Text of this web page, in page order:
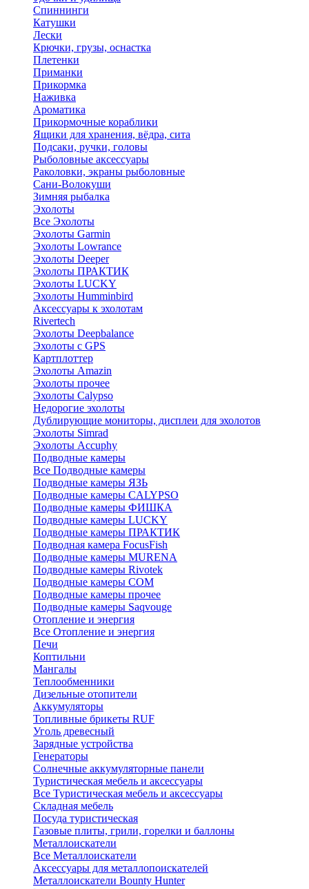
Спиннинги
Катушки
Лески
Крючки, грузы, оснастка
Плетенки
Приманки
Прикормка
Наживка
Ароматика
Прикормочные кораблики
Ящики для хранения, вёдра, сита
Подсаки, ручки, головы
Рыболовные аксессуары
Раколовки, экраны рыболовные
Сани-Волокуши
Зимняя рыбалка
Эхолоты
Все Эхолоты
Эхолоты Garmin
Эхолоты Lowrance
Эхолоты Deeper
Эхолоты ПРАКТИК
Эхолоты LUCKY
Эхолоты Humminbird
Аксессуары к эхолотам
Rivertech
Эхолоты Deepbalance
Эхолоты с GPS
Картплоттер
Эхолоты Amazin
Эхолоты прочее
Эхолоты Calypso
Недорогие эхолоты
Дублирующие мониторы, дисплеи для эхолотов
Эхолоты Simrad
Эхолоты Accuphy
Подводные камеры
Все Подводные камеры
Подводные камеры ЯЗЬ
Подводные камеры CALYPSO
Подводные камеры ФИШКА
Подводные камеры LUCKY
Подводные камеры ПРАКТИК
Подводная камера FocusFish
Подводные камеры MURENA
Подводные камеры Rivotek
Подводные камеры СОМ
Подводные камеры прочее
Подводные камеры Saqvouge
Отопление и энергия
Все Отопление и энергия
Печи
Коптильни
Мангалы
Теплообменники
Дизельные отопители
Аккумуляторы
Топливные брикеты RUF
Уголь древесный
Зарядные устройства
Генераторы
Солнечные аккумуляторные панели
Туристическая мебель и аксессуары
Все Туристическая мебель и аксессуары
Складная мебель
Посуда туристическая
Газовые плиты, грили, горелки и баллоны
Металлоискатели
Все Металлоискатели
Аксессуары для металлопоискателей
Металлоискатели Bounty Hunter